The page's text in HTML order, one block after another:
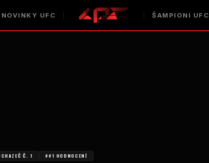
NOVINKY UFC ŠAMPIONI UFC
Č. 1 ##1 HODNOCENÍ